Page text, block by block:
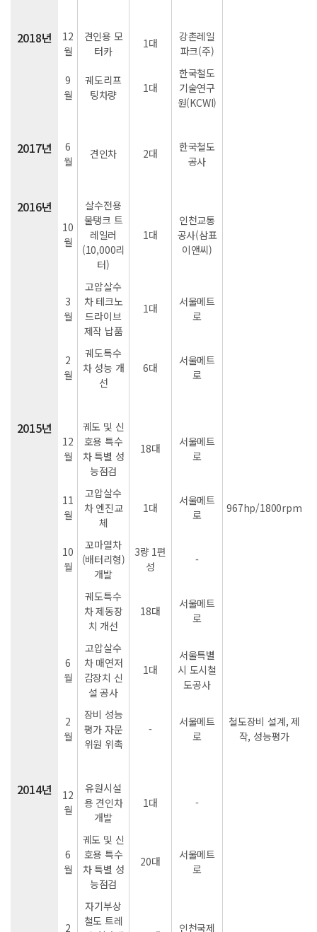
2018년
12
월
견인용 모
터카
1대
강촌레일
파크(주)
9
월
궤도리프
팅차량
1대
한국철도
기술연구
원(KCWI)
2017년
6
월
견인차 2대
한국철도
공사
2016년
10
월
살수전용
물탱크 트
레일러
(10,000리
터)
1대
인천교통
공사(삼표
이앤씨)
3
월
고압살수
차 테크노
드라이브
제작 납품
1대
서울메트
로
2
월
궤도특수
차 성능 개
선
6대
서울메트
로
2015년
12
월
궤도 및 신
호용 특수
차 특별 성
능점검
18대
서울메트
로
11
월
고압살수
차 엔진교
체
1대
서울메트
로
967hp/1800rpm
10
월
꼬마열차
(배터리형)
개발
3량 1편
성
-
궤도특수
차 제동장
치 개선
18대
서울메트
로
6
월
고압살수
차 매연저
감장치 신
설 공사
1대
서울특별
시 도시철
도공사
2
월
장비 성능
평가 자문
위원 위촉
-
서울메트
로
철도장비 설계, 제
작, 성능평가
2014년
12
월
유원시설
용 견인차
개발
1대 -
6
월
궤도 및 신
호용 특수
차 특별 성
능점검
20대
서울메트
로
2
자기부상
철도 트레
인천국제